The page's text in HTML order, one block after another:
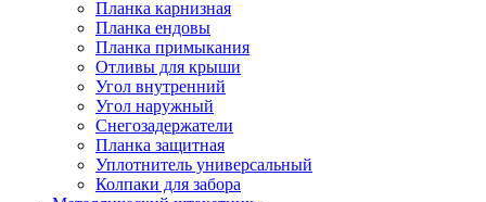
Планка карнизная
Планка ендовы
Планка примыкания
Отливы для крыши
Угол внутренний
Угол наружный
Снегозадержатели
Планка защитная
Уплотнитель универсальный
Колпаки для забора